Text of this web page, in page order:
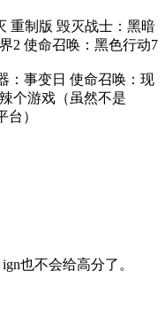
重制版 毁灭战士：黑暗
2 使命召唤：黑色行动7
：事变日 使命召唤：现
个游戏（虽然不是
）
也不会给高分了。